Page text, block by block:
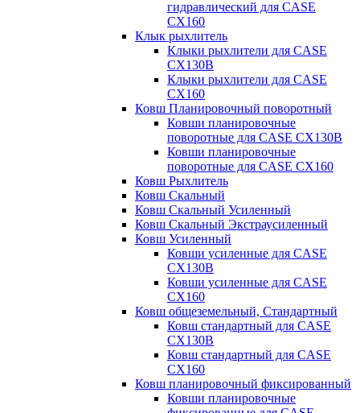
гидравлический для CASE
CX160
Клык рыхлитель
Клыки рыхлители для CASE
CX130B
Клыки рыхлители для CASE
CX160
Ковш Планировочный поворотный
Ковши планировочные
поворотные для CASE CX130B
Ковши планировочные
поворотные для CASE CX160
Ковш Рыхлитель
Ковш Скальный
Ковш Скальный Усиленный
Ковш Скальный Экстраусиленный
Ковш Усиленный
Ковши усиленные для CASE
CX130B
Ковши усиленные для CASE
CX160
Ковш общеземельный, Стандартный
Ковш стандартный для CASE
CX130B
Ковш стандартный для CASE
CX160
Ковш планировочный фиксированный
Ковши планировочные